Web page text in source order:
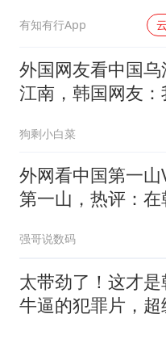
有知有行App
外国网友看中国乌
江南，韩国网友：
狗剩小白菜
外网看中国第一山
第一山，热评：在
强哥说数码
太带劲了！这才是
牛逼的犯罪片，超